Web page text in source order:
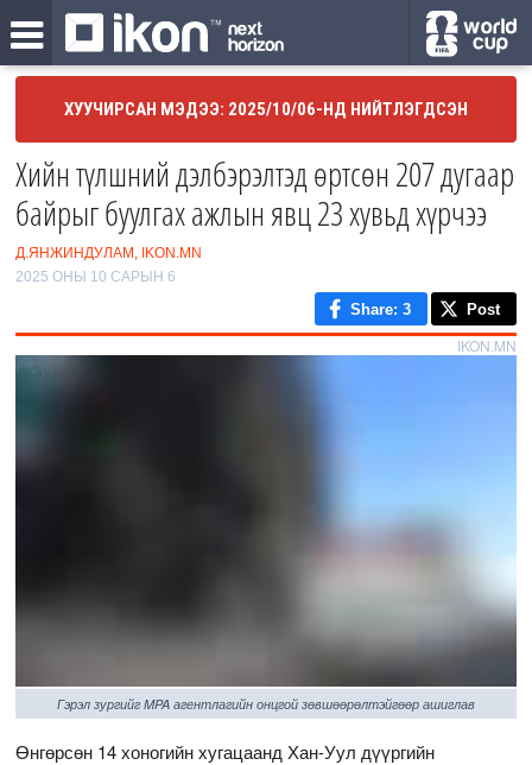
ХУУЧИРСАН МЭДЭЭ: 2025/10/06-НД НИЙТЛЭГДСЭН
Хийн түлшний дэлбэрэлтэд өртсөн 207 дугаар
байрыг буулгах ажлын явц 23 хувьд хүрчээ
Д.ЯНЖИНДУЛАМ, IKON.MN
2025 ОНЫ 10 САРЫН 6
Share: 3 Post
IKON.MN
Гэрэл зургийг MPA агентлагийн онцгой зөвшөөрөлтэйгөөр ашиглав
Өнгөрсөн 14 хоногийн хугацаанд Хан-Уул дүүргийн